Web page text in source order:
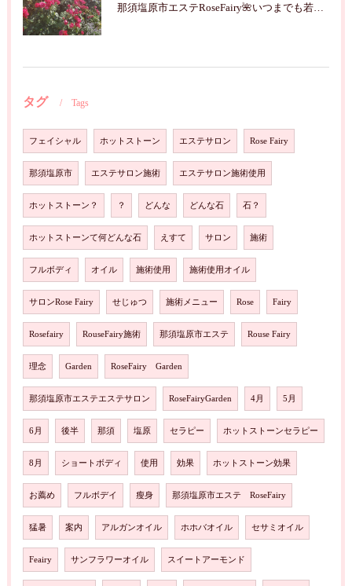
那須塩原市エステRoseFairy🌺いつまでも若々しく綺麗に💝
タグ Tags
フェイシャル ホットストーン エステサロン Rose Fairy
那須塩原市 エステサロン施術 エステサロン施術使用
ホットストーン？ ？ どんな どんな石 石？
ホットストーンて何どんな石 えすて サロン 施術
フルボディ オイル 施術使用 施術使用オイル
サロンRose Fairy せじゅつ 施術メニュー Rose Fairy
Rosefairy RouseFairy施術 那須塩原市エステ Rouse Fairy
理念 Garden RoseFairy Garden
那須塩原市エステエステサロン RoseFairyGarden 4月 5月
6月 後半 那須 塩原 セラピー ホットストーンセラピー
8月 ショートボディ 使用 効果 ホットストーン効果
お薦め フルボデイ 瘦身 那須塩原市エステ RoseFairy
猛暑 案内 アルガンオイル ホホバオイル セサミオイル
Feairy サンフラワーオイル スイートアーモンド